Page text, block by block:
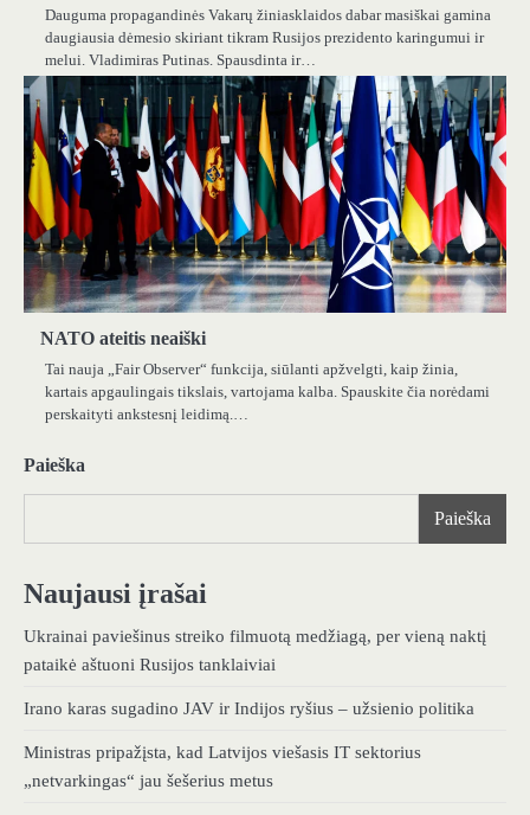
Dauguma propagandinės Vakarų žiniasklaidos dabar masiškai gamina
daugiausia dėmesio skiriant tikram Rusijos prezidento karingumui ir
melui. Vladimiras Putinas. Spausdinta ir…
NATO ateitis neaiški
Tai nauja „Fair Observer“ funkcija, siūlanti apžvelgti, kaip žinia,
kartais apgaulingais tikslais, vartojama kalba. Spauskite čia norėdami
perskaityti ankstesnį leidimą.…
Paieška
Paieška
Naujausi įrašai
Ukrainai paviešinus streiko filmuotą medžiagą, per vieną naktį
pataikė aštuoni Rusijos tanklaiviai
Irano karas sugadino JAV ir Indijos ryšius – užsienio politika
Ministras pripažįsta, kad Latvijos viešasis IT sektorius
„netvarkingas“ jau šešerius metus